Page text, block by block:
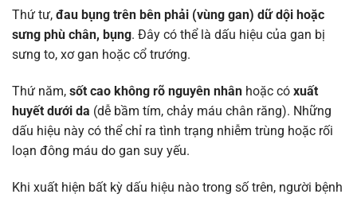
Thứ tư, đau bụng trên bên phải (vùng gan) dữ dội hoặc
sưng phù chân, bụng. Đây có thể là dấu hiệu của gan bị
sưng to, xơ gan hoặc cổ trướng.
Thứ năm, sốt cao không rõ nguyên nhân hoặc có xuất
huyết dưới da (dễ bầm tím, chảy máu chân răng). Những
dấu hiệu này có thể chỉ ra tình trạng nhiễm trùng hoặc rối
loạn đông máu do gan suy yếu.
Khi xuất hiện bất kỳ dấu hiệu nào trong số trên, người bệnh